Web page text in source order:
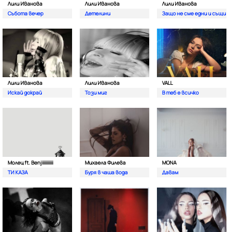
Лили Иванова
Събота вечер
Лили Иванова
Детелини
Лили Иванова
Защо не сме едни и същи
Лили Иванова
Искай докрай
Лили Иванова
Този миг
VALL
В теб е всичко
Молец ft. Benjiiiiiiiiiii
ТИ КАЗА
Михаела Филева
Буря в чаша вода
MONA
Давам